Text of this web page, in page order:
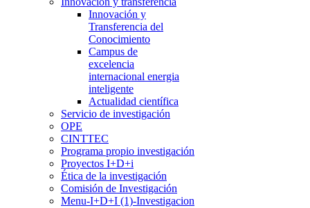
Innovación y
Transferencia del
Conocimiento
Campus de
excelencia
internacional energia
inteligente
Actualidad científica
Servicio de investigación
OPE
CINTTEC
Programa propio investigación
Proyectos I+D+i
Ética de la investigación
Comisión de Investigación
Menu-I+D+I (1)-Investigacion